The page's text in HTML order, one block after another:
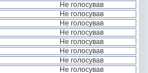
Не голосував
Не голосував
Не голосував
Не голосував
Не голосував
Не голосував
Не голосував
Не голосував